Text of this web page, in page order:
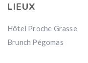
LIEUX
Hôtel Proche Grasse
Brunch Pégomas